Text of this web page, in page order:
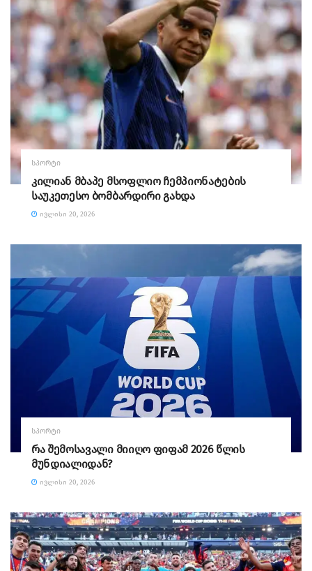
ᲡᲞᲝᲠᲢᲘ
კილიან მბაპე მსოფლიო ჩემპიონატების
საუკეთესო ბომბარდირი გახდა
ᲘᲕᲚᲘᲡᲘ 20, 2026
ᲡᲞᲝᲠᲢᲘ
რა შემოსავალი მიიღო ფიფამ 2026 წლის
მუნდიალიდან?
ᲘᲕᲚᲘᲡᲘ 20, 2026